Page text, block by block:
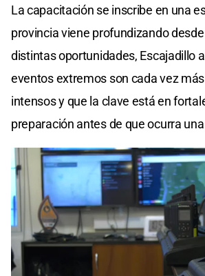
La capacitación se inscribe en una
provincia viene profundizando
distintas oportunidades, Escajadillo
eventos extremos son cada vez
intensos y que la clave está en
preparación antes de que ocurra